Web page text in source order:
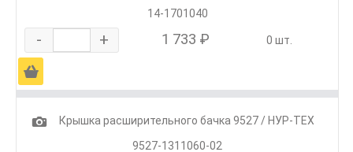
14-1701040
- + 1 733 ₽ 0 шт.
Ä
1
Крышка расширительного бачка 9527 / НУР-ТЕХ
9527-1311060-02